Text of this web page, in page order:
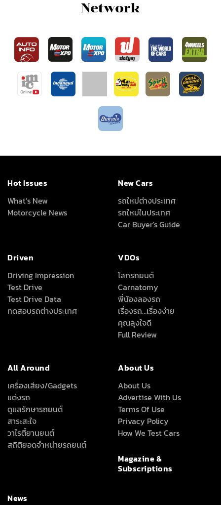
Network
Hot Issues
What’s New
Motorcycle News
New Cars
รถใหม่ต่างประเทศ
รถใหม่ในประเทศ
Car Buyer's Guide
Driven
Driving Impression
Test Drive
Test Drive Data
ทดสอบรถต่างประเทศ
VDOs
โลกรถยนต์
Carnatomy
พี่น้องลองรถ
เรื่องรถ…เรื่องง่าย
คุณลุงใจดี
Full Review
All Around
เครื่องเสียง/Gadgets
แต่งรถ
ดูแลรักษารถยนต์
สาระสะใจ
วาไรตี้ยานยนต์
สถิติยอดจำหน่ายรถยนต์
About Us
About Us
Advertise With Us
Terms Of Use
Privacy Policy
How We Test Cars
Magazine &
Subscriptions
News